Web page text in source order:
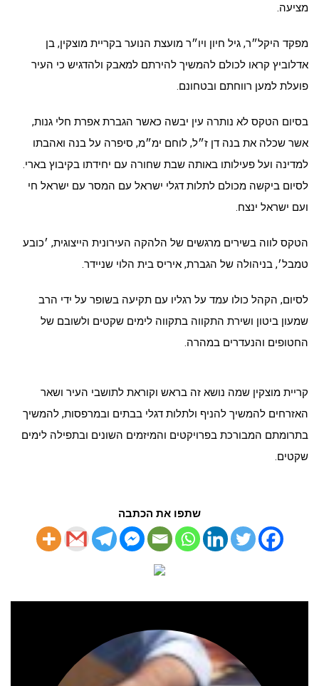
מציעה.
מפקד היקל״ר, גיל חיון ויו״ר מועצת הנוער בקריית מוצקין, בן
אדלוביץ קראו לכולם להמשיך להירתם למאבק ולהדגיש כי העיר
פועלת למען רווחתם ובטחונם.
בסיום הטקס לא נותרה עין יבשה כאשר הגברת אפרת חלי גנות,
אשר שכלה את בנה דן ז״ל, לוחם ימ״מ, סיפרה על בנה ואהבתו
למדינה ועל פעילותו באותה שבת שחורה עם יחידתו בקיבוץ בארי.
לסיום ביקשה מכולם לתלות דגלי ישראל עם המסר עם ישראל חי
ועם ישראל ינצח.
הטקס לווה בשירים מרגשים של הלהקה העירונית הייצוגית, ׳כובע
טמבל׳, בניהולה של הגברת, איריס בית הלוי שניידר.
לסיום, הקהל כולו עמד על רגליו עם תקיעה בשופר על ידי הרב
שמעון ביטון ושירת התקווה בתקווה לימים שקטים ולשובם של
החטופים והנעדרים במהרה.
קריית מוצקין שמה נושא זה בראש וקוראת לתושבי העיר ושאר
האזרחים להמשיך להניף ולתלות דגלי בבתים ובמרפסות, להמשיך
בתרומתם המבורכת בפרויקטים והמיזמים השונים ובתפילה לימים
שקטים.
שתפו את הכתבה